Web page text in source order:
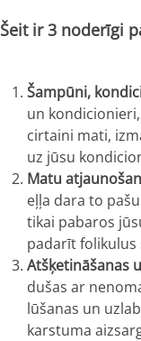
Šeit ir 3 noderīgi
Šampūni,
un
cirtaini mati,
uz jūsu
Matu
eļļa dara to
tikai pabaros
padarīt folikulus
Atšķetināšanas
dušas ar
lūšanas un
karstuma